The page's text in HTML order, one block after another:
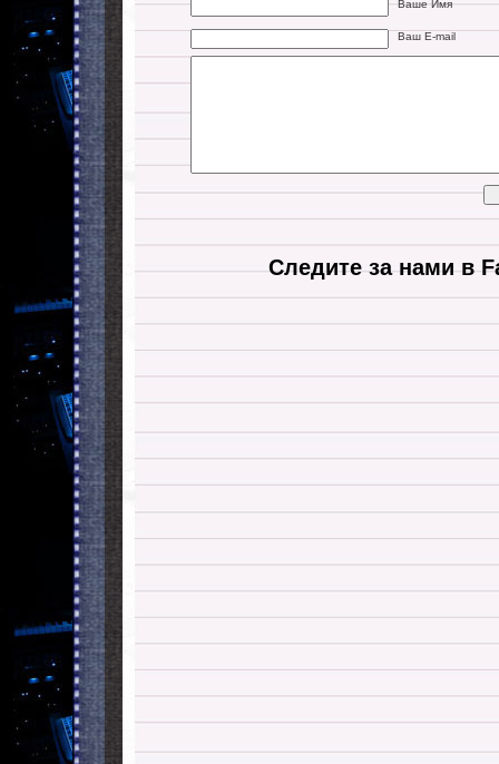
Ваше Имя
Ваш E-mail
Следите за нами в